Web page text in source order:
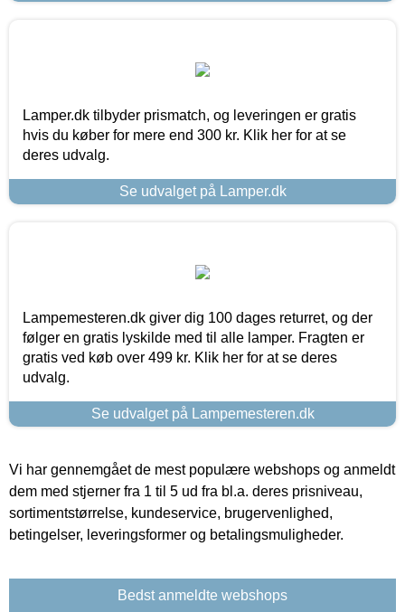
Lamper.dk tilbyder prismatch, og leveringen er gratis
hvis du køber for mere end 300 kr. Klik her for at se
deres udvalg.
Se udvalget på Lamper.dk
Lampemesteren.dk giver dig 100 dages returret, og der
følger en gratis lyskilde med til alle lamper. Fragten er
gratis ved køb over 499 kr. Klik her for at se deres
udvalg.
Se udvalget på Lampemesteren.dk
Vi har gennemgået de mest populære webshops og anmeldt
dem med stjerner fra 1 til 5 ud fra bl.a. deres prisniveau,
sortimentstørrelse, kundeservice, brugervenlighed,
betingelser, leveringsformer og betalingsmuligheder.
Bedst anmeldte webshops